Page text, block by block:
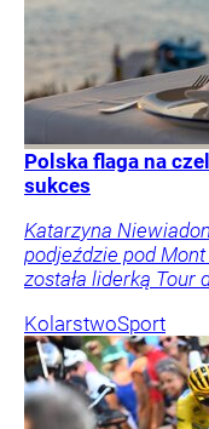
Polska flaga na
sukces
Katarzyna
podjeździe pod
została liderką Tour
KolarstwoSport